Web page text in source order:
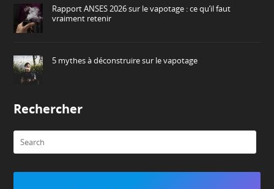
Rapport ANSES 2026 sur le vapotage : ce qu’il faut
vraiment retenir
5 mythes à déconstruire sur le vapotage
Rechercher